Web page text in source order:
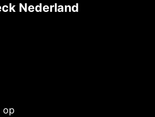
Nederland
op